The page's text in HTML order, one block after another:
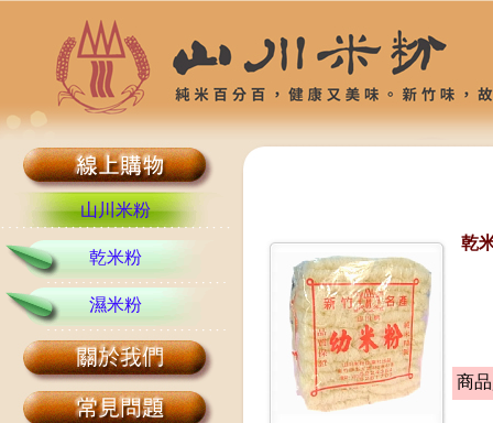
山川米粉
乾米粉
濕米粉
乾
商